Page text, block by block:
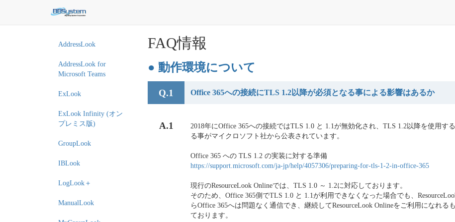
AddressLook
AddressLook for
Microsoft Teams
ExLook
ExLook Infinity (オン
プレミス版)
GroupLook
IBLook
LogLook＋
ManualLook
FAQ情報
● 動作環境について
Q.1 Office 365への接続にTLS 1.2以降が必須となる事による影響はあるか
A.1
2018年にOffice 365への接続ではTLS 1.0 と 1.1が無効化され、TLS 1.2以降を使用す
る事がマイクロソフト社から公表されています。
Office 365 への TLS 1.2 の実装に対する準備
https://support.microsoft.com/ja-jp/help/4057306/preparing-for-tls-1-2-in-office-365
現行のResourceLook Onlineでは、TLS 1.0 ～ 1.2に対応しております。
そのため、Office 365側でTLS 1.0 と 1.1が利用できなくなった場合でも、
らOffice 365へは問題なく通信でき、継続してResourceLook Onlineをご利用になれる
ております。